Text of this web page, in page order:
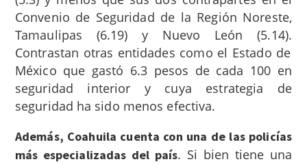
Convenio de Seguridad de la Región Noreste,
Tamaulipas (6.19) y Nuevo León (5.14).
Contrastan otras entidades como el Estado de
México que gastó 6.3 pesos de cada 100 en
seguridad interior y cuya estrategia de
seguridad ha sido menos efectiva.
Además, Coahuila cuenta con una de las policías
más especializadas del país. Si bien tiene una